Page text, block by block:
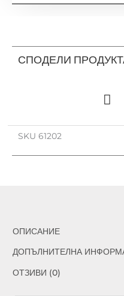
СПОТ
EZZO
61202
СПОДЕЛИ
SKU 61202
ОПИСАНИЕ
ДОПЪЛНИТЕЛНА
ОТЗИВИ (0)